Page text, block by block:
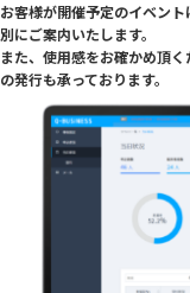
お客様が開催予定のイベン
別にご案内いたします。
また、使用感をお確かめ頂
の発行も承っており ます。